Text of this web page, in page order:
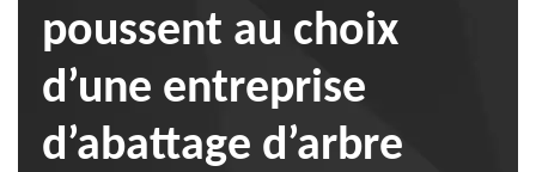
poussent au choix
d’une entreprise
d’abattage d’arbre